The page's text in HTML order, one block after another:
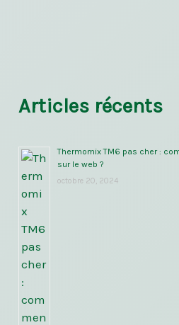
Articles récents
Thermomix TM6 pas cher :
sur le web ?
octobre 20, 2024